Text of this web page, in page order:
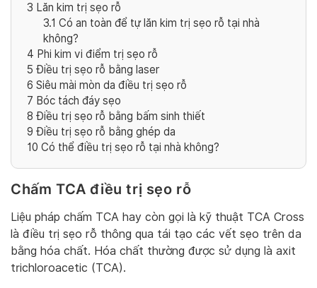
3 Lăn kim trị sẹo rỗ
3.1 Có an toàn để tự lăn kim trị sẹo rỗ tại nhà
không?
4 Phi kim vi điểm trị sẹo rỗ
5 Điều trị sẹo rỗ bằng laser
6 Siêu mài mòn da điều trị sẹo rỗ
7 Bóc tách đáy sẹo
8 Điều trị sẹo rỗ bằng bấm sinh thiết
9 Điều trị sẹo rỗ bằng ghép da
10 Có thể điều trị sẹo rỗ tại nhà không?
Chấm TCA điều trị sẹo rỗ
Liệu pháp chấm TCA hay còn gọi là kỹ thuật TCA Cross
là điều trị sẹo rỗ thông qua tái tạo các vết sẹo trên da
bằng hóa chất. Hóa chất thường được sử dụng là axit
trichloroacetic (TCA).